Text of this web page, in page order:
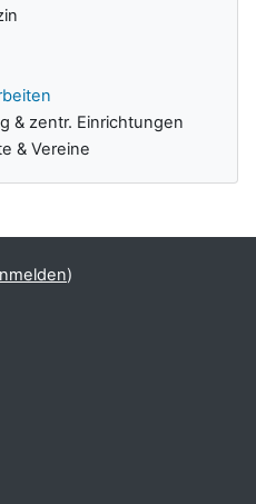
& zentr. Einrichtungen
& Vereine
)